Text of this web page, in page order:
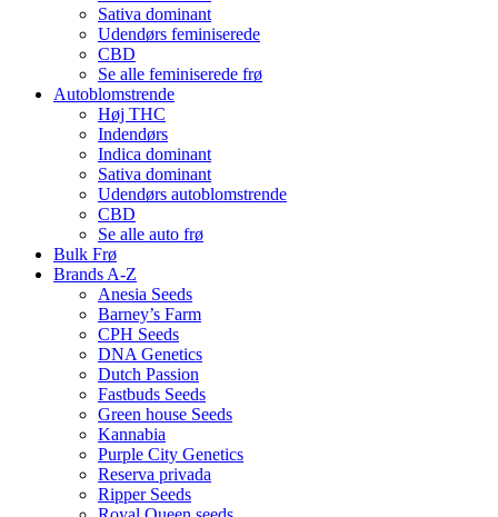
Sativa dominant
Udendørs feminiserede
CBD
Se alle feminiserede frø
Autoblomstrende
Høj THC
Indendørs
Indica dominant
Sativa dominant
Udendørs autoblomstrende
CBD
Se alle auto frø
Bulk Frø
Brands A-Z
Anesia Seeds
Barney’s Farm
CPH Seeds
DNA Genetics
Dutch Passion
Fastbuds Seeds
Green house Seeds
Kannabia
Purple City Genetics
Reserva privada
Ripper Seeds